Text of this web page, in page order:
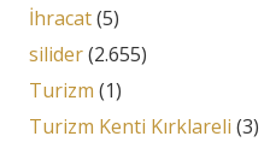
İhracat(5)
silider(2.655)
Turizm (1)
Turizm Kenti Kırklareli (3)